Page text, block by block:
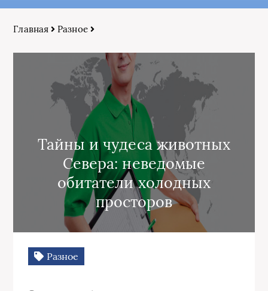
Главная Разное
Тайны и чудеса животных
Севера: неведомые
обитатели холодных
просторов
Разное